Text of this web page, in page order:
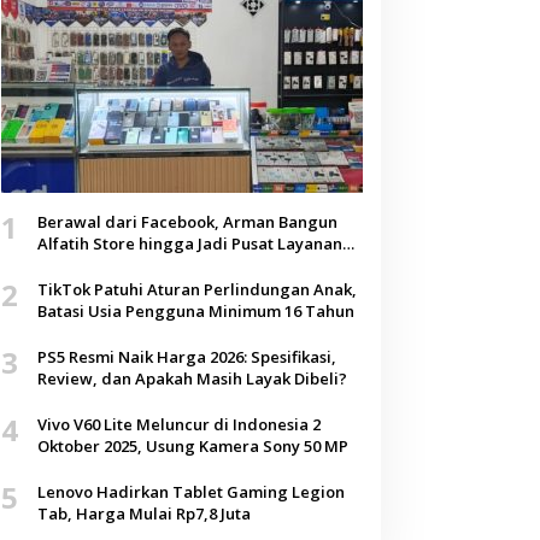
1
Berawal dari Facebook, Arman Bangun
Alfatih Store hingga Jadi Pusat Layanan
2
TikTok Patuhi Aturan Perlindungan Anak,
Batasi Usia Pengguna Minimum 16 Tahun
3
PS5 Resmi Naik Harga 2026: Spesifikasi,
Review, dan Apakah Masih Layak Dibeli?
4
Vivo V60 Lite Meluncur di Indonesia 2
Oktober 2025, Usung Kamera Sony 50 MP
5
Lenovo Hadirkan Tablet Gaming Legion
Tab, Harga Mulai Rp7,8 Juta